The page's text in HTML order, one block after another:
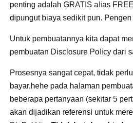
penting adalah GRATIS alias
dipungut biaya sedikit pun. Pengen
Untuk pembuatannya kita dapat
pembuatan Disclosure Policy dari
Prosesnya sangat cepat, tidak
bayar.hehe pada halaman
beberapa pertanyaan (sekitar 5
akan dijadikan referensi untuk